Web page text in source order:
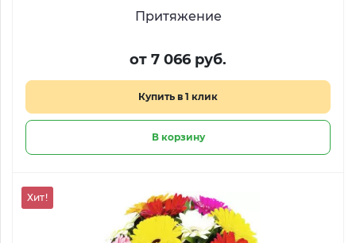
Притяжение
от 7 066 руб.
Купить в 1 клик
В корзину
Хит!